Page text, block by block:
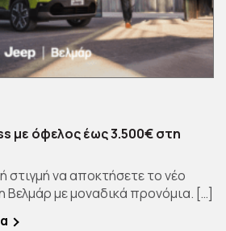
με όφελος έως 3.500€ στη
στιγμή να αποκτήσετε το νέο
με μοναδικά προνόμια. […]